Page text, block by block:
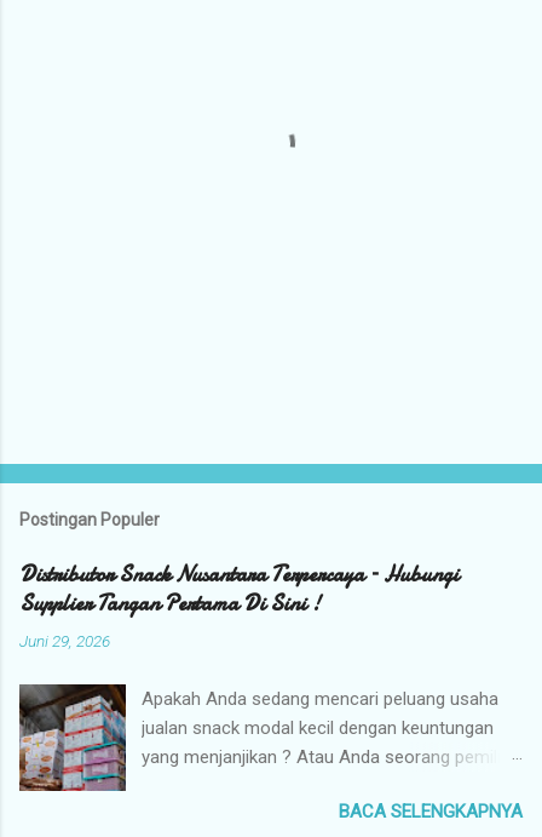
Postingan Populer
Distributor Snack Nusantara Terpercaya – Hubungi
Supplier Tangan Pertama Di Sini !
Juni 29, 2026
Apakah Anda sedang mencari peluang usaha
jualan snack modal kecil dengan keuntungan
yang menjanjikan ? Atau Anda seorang pemilik
tangan pertama dengan harga grosir camilan
BACA SELENGKAPNYA